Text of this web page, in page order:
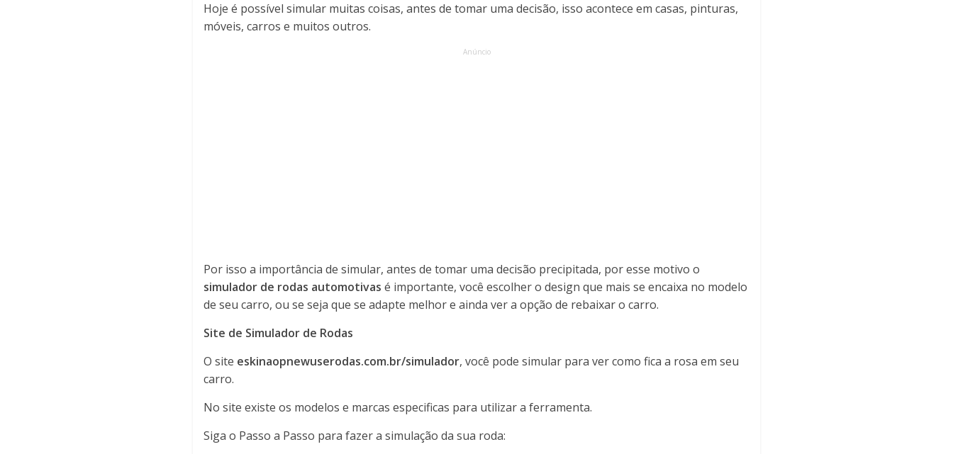
Hoje é possível simular muitas coisas, antes de tomar uma decisão, isso acontece em casas, pinturas,
móveis, carros e muitos outros.
Anúncio
Por isso a importância de simular, antes de tomar uma decisão precipitada, por esse motivo o
simulador de rodas automotivas é importante, você escolher o design que mais se encaixa no modelo
de seu carro, ou se seja que se adapte melhor e ainda ver a opção de rebaixar o carro.
Site de Simulador de Rodas
O site eskinaopnewuserodas.com.br/simulador, você pode simular para ver como fica a rosa em seu
carro.
No site existe os modelos e marcas especificas para utilizar a ferramenta.
Siga o Passo a Passo para fazer a simulação da sua roda: